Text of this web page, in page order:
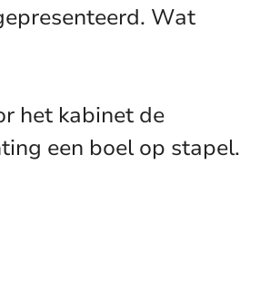
Wat
het kabinet de
een boel op stapel.